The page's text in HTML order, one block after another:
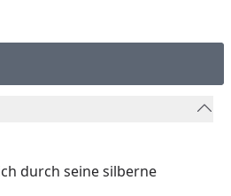
durch seine silberne